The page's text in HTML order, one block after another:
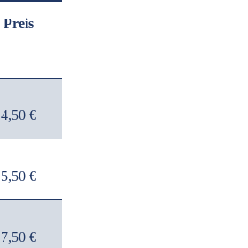
Preis
4,50 €
5,50 €
7,50 €